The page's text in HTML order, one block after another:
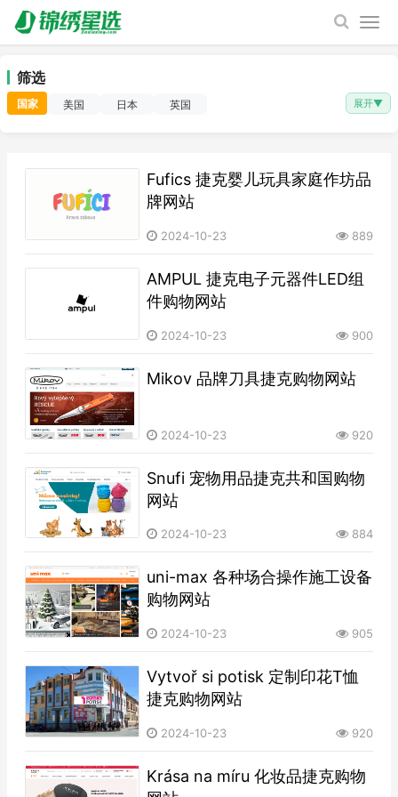
筛选
国家 美国 日本 英国 展开▼
​Fufics 捷克婴儿玩具家庭作坊品
牌网站
2024-10-23 889
AMPUL 捷克电子元器件LED组
件购物网站
2024-10-23 900
Mikov 品牌刀具捷克购物网站
2024-10-23 920
Snufi 宠物用品捷克共和国购物
网站
2024-10-23 884
uni-max 各种场合操作施工设备
购物网站
2024-10-23 905
Vytvoř si potisk 定制印花T恤
捷克购物网站
2024-10-23 920
Krása na míru 化妆品捷克购物